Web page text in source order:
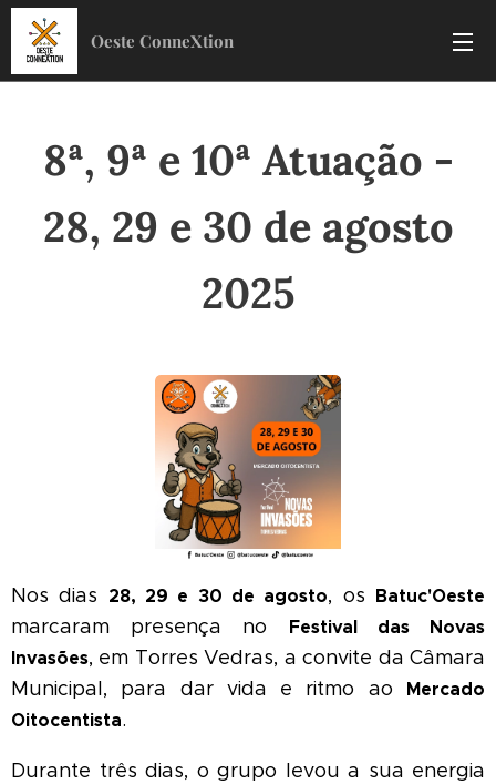
Oeste ConneXtion
8ª, 9ª e 10ª Atuação -
28, 29 e 30 de agosto
2025
Nos dias 28, 29 e 30 de agosto, os Batuc'Oeste
marcaram presença no Festival das Novas
Invasões, em Torres Vedras, a convite da Câmara
Municipal, para dar vida e ritmo ao Mercado
Oitocentista.
Durante três dias, o grupo levou a sua energia